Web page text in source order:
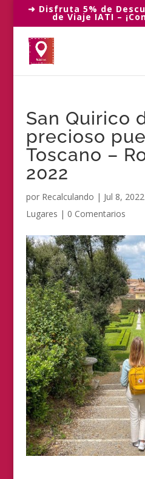
➜ Disfruta 5% de
de Viaje IATI –
San Quirico
precioso
Toscano –
2022
por Recalculando | Jul 8, 2022
Lugares | 0 Comentarios